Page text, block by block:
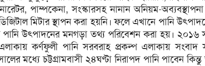
পাম্পকেনা, সংস্কারসহ নানান অনিয়ম-
মিটার স্থাপন করা হয়নি। ফলে এখানে পানি
উৎপাদনের মনগড়া তথ্য পরিবেশন করা হয়। ২০১৬
কর্ণফুলী পানি সরবরাহ প্রকল্প এলাকায়
মধ্যে চট্টগ্রামবাসী ২৪ঘণ্টা নিরাপদ পানি পাবেন